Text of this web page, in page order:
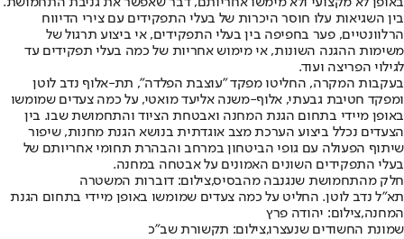
באופן לא מקצועי ולא מימשו אחריותם, דבר שאפשר את גניבת התחמושת.
בין השגיאות עלו חוסר היכרות של בעלי התפקידים עם צירי הדיווח
הרלוונטיים, פער בחפיפה בין בעלי התפקידים, אי ביצוע תרגול של
משימות ההגנה השונות, אי מימוש אחריות של כמה בעלי תפקידים עד
לגילוי הפריצה ועוד.
בעקבות המקרה, החליטו מפקד "עוצבת הפלדה", תת-אלוף נדב לוטן
ומפקד חטיבת גבעתי, אלוף-משנה אליעד מואטי, על כמה צעדים שמומשו
באופן מיידי בתחום הגנת המחנה ואבטחת הציוד והתחמושת שבו. בין
הצעדים נכלל ביצוע הערכת מצב אוגדתית בנושא הגנת מחנות, שיפור
שיתוף הפעולה עם גופי הביטחון במרחב והבהרת תחומי אחריותם של
בעלי התפקידים השונים האמונים על אבטחה במחנה.
חלק מהתחמושת שנגנבה מהבסיס,צילום: דוברות המשטרה
תא"ל נדב לוטן. החליט על כמה צעדים שמומשו באופן מיידי בתחום הגנת
המחנה,צילום: יהודה פרץ
שמונת החשודים שנעצרו,צילום: תקשורת שב"כ